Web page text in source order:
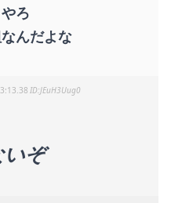
ろ
んだよな
JEuH3Uug0
ぞ